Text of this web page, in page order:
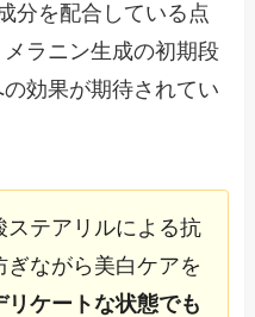
分を配合している点
ラニン生成の初期段
効果が期待されてい
ステアリルによる抗
ながら美白ケアを
リケートな状態でも